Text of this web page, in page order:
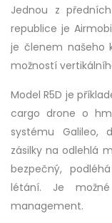
Jednou z
republice je
je členem našeho
možností
Model R5D je
cargo drone o
systému Galileo,
zásilky na odlehlá
bezpečný,
létání. Je
management.